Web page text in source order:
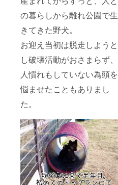
の暮らしから離れ公園で生
きてきた野犬。
お迎え当初は脱走しようと
し破壊活動がおさまらず、
人慣れもしていない為頭を
悩ませたこともありまし
た。